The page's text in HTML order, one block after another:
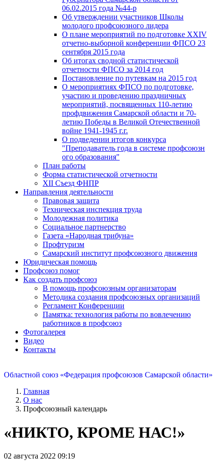
06.02.2015 года №44-р
Об утверждении участников Школы
молодого профсоюзного лидера
О плане мероприятий по подготовке XXIV
отчетно-выборной конференции ФПСО 23
сентября 2015 года
Об итогах сводной статистической
отчетности ФПСО за 2014 год
Постановление по путевкам на 2015 год
О мероприятиях ФПСО по подготовке,
участию и проведению праздничных
мероприятий, посвященных 110-летию
профдвижения Самарской области и 70-
летию Победы в Великой Отечественной
войне 1941-1945 г.г.
О подведении итогов конкурса
"Преподаватель года в системе профсоюзн
ого образования"
План работы
Форма статистической отчетности
XII Съезд ФНПР
Направления деятельности
Правовая защита
Техническая инспекция труда
Молодежная политика
Социальное партнерство
Газета «Народная трибуна»
Профтуризм
Самарский институт профсоюзного движения
Юридическая помощь
Профсоюз помог
Как создать профсоюз
В помощь профсоюзным организаторам
Методика создания профсоюзных организаций
Регламент Конференции
Памятка: технология работы по вовлечению
работников в профсоюз
Фотогалерея
Видео
Контакты
Областной союз «Федерация профсоюзов Самарской области»
Главная
О нас
Профсоюзный календарь
«НИКТО, КРОМЕ НАС!»
02 августа 2022 09:19